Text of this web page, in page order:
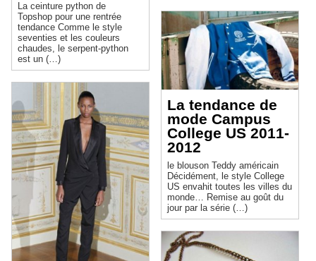
La ceinture python de
Topshop pour une rentrée
tendance Comme le style
seventies et les couleurs
chaudes, le serpent-python
est un (…)
La tendance de
mode Campus
College US 2011-
2012
le blouson Teddy américain
Décidément, le style College
US envahit toutes les villes du
monde… Remise au goût du
jour par la série (…)